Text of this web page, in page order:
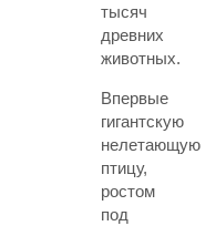
тысяч
древних
животных.
Впервые
гигантскую
нелетающую
птицу,
ростом
под